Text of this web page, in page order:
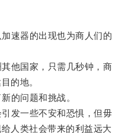
速器的出现也为商人们的
他国家，只需几秒钟，商
的地。
的问题和挑战。
发一些不安和恐惧，但毋
人类社会带来的利益远大